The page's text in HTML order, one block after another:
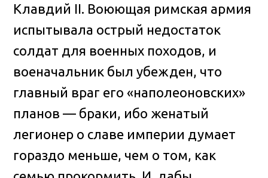
Клавдий II. Воюющая римская армия
испытывала острый недостаток
солдат для военных походов, и
военачальник был убежден, что
главный враг его «наполеоновских»
планов — браки, ибо женатый
легионер о славе империи думает
гораздо меньше, чем о том, как